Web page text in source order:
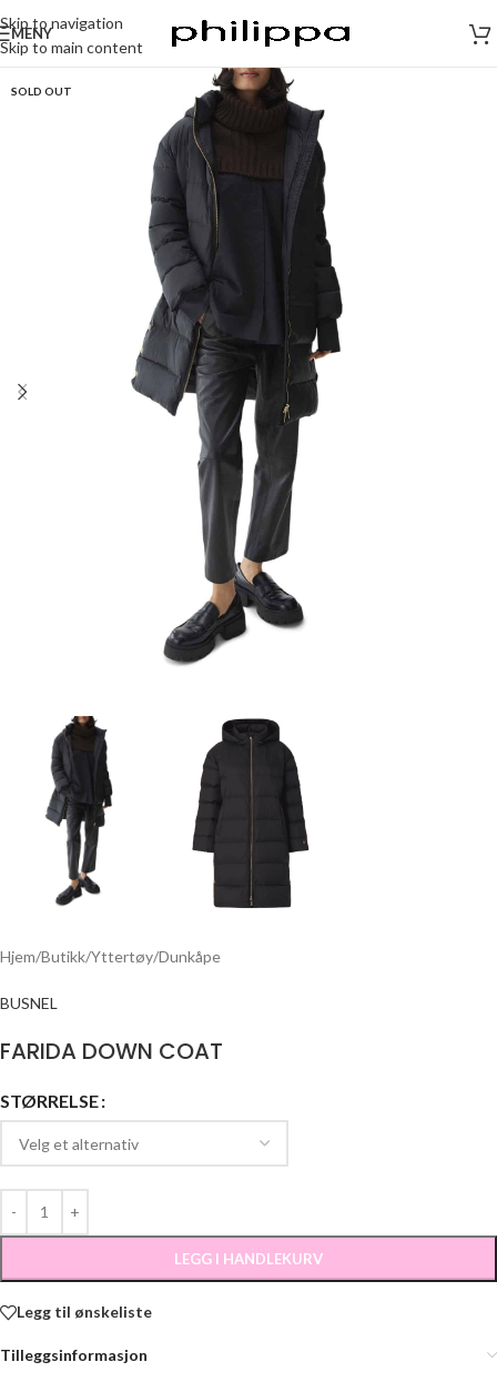
Skip to navigation
Skip to main content
MENY
SOLD OUT
Hjem/Butikk/Yttertøy/Dunkåpe
BUSNEL
FARIDA DOWN COAT
STØRRELSE
LEGG I HANDLEKURV
Legg til ønskeliste
Tilleggsinformasjon